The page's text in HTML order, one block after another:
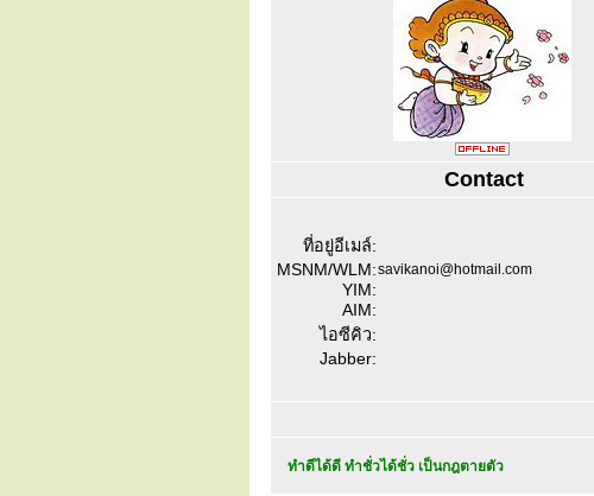
Contact
ที่อยู่อีเมล์:
MSNM/WLM:savikanoi@hotmail.com
YIM:
AIM:
ไอซีคิว:
Jabber:
ทำดีได้ดี ทำชั่วได้ชั่ว เป็นกฎตายตัว